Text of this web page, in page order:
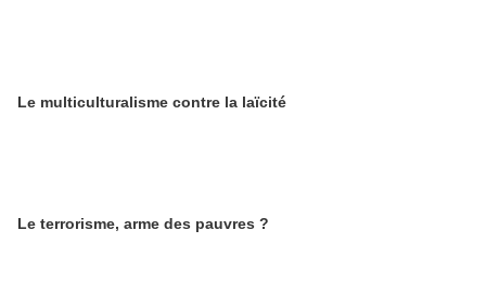
Le multiculturalisme contre la laïcité
Le terrorisme, arme des pauvres ?